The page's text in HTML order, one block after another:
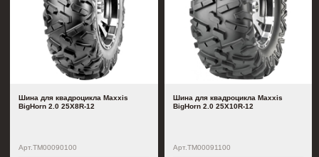
Шина для квадроцикла Maxxis
BigHorn 2.0 25X8R-12
Арт.TM00090100
Шина для квадроцикла Maxxis
BigHorn 2.0 25X10R-12
Арт.TM00091100